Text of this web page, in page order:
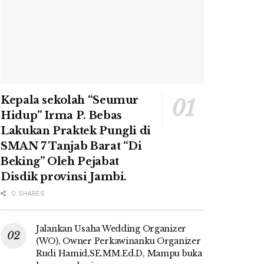
Kepala sekolah “Seumur
Hidup” Irma P. Bebas
Lakukan Praktek Pungli di
SMAN 7 Tanjab Barat “Di
Beking” Oleh Pejabat
Disdik provinsi Jambi.
0 SHARES
Jalankan Usaha Wedding Organizer
(WO), Owner Perkawinanku Organizer
Rudi Hamid,SE.MM.Ed.D, Mampu buka